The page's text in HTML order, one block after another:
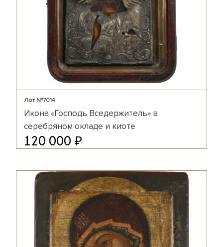
Лот №7014
Икона «Господь Вседержитель» в
серебряном окладе и киоте
120 000 ₽